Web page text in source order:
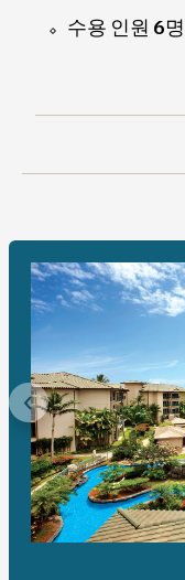
수용 인원 6명
이전